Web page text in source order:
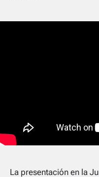
La presentación en la